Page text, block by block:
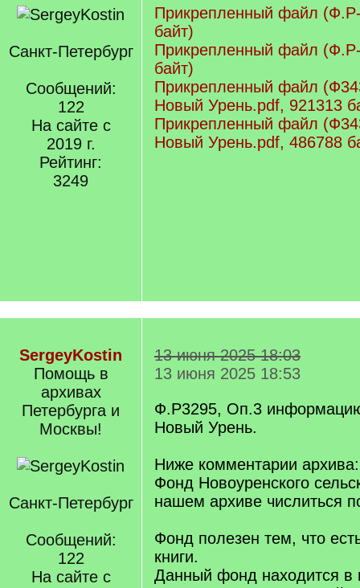
Санкт-Петербург
Сообщений:
122
На сайте с
2019 г.
Рейтинг:
3249
Прикрепленный файл
байт)
Прикрепленный файл
байт)
Прикрепленный файл
Новый Урень.pdf, 921313
Прикрепленный файл
Новый Урень.pdf, 486788
SergeyKostin
Помощь в
архивах
Петербурга и
Москвы!
Санкт-Петербург
Сообщений:
122
На сайте с
13 июня 2025 18:03
13 июня 2025 18:53
Ф.Р3295, Оп.3
Новый Урень.
Ниже комментарии архива:
Фонд Новоуренского
нашем архиве числиться
Фонд полезен тем, что
книги.
Данный фонд находится в